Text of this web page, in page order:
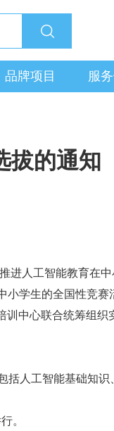
品牌项目 服
拔的通知
人工智能教育在中
学生的全国性竞赛
中心联合统筹组织
括人工智能基础知
。